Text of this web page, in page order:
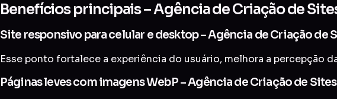
Benefícios principais – Agência de Criação de
Site responsivo para celular e desktop – Agência de Criação de
Esse ponto fortalece a experiência do usuário, melhora a percepção
Páginas leves com imagens WebP – Agência de Criação de